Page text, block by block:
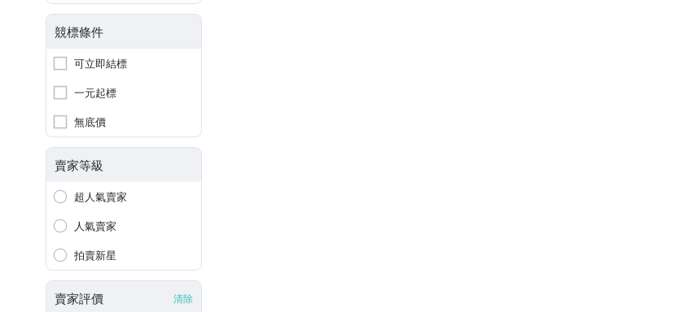
競標條件
可立即結標
一元起標
無底價
賣家等級
超人氣賣家
人氣賣家
拍賣新星
賣家評價 清除